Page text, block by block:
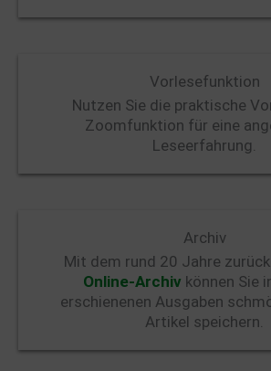
Vorlesefunktion
Nutzen Sie die praktische
Zoomfunktion für eine
Leseerfahrung.
Archiv
Mit dem rund 20 Jahre
Online-Archiv können Sie
erschienenen Ausgaben
Artikel speichern.